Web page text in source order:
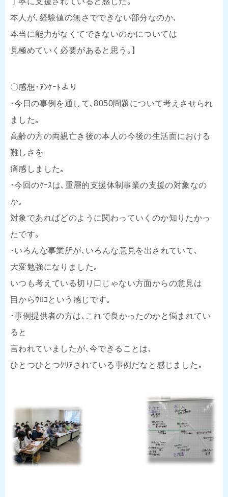
本人が､経験値の無さでできない部分なのか､
本当に能力がなくてできないのかについては
見極めていく必要があると思う｡】
〇感想･ｱﾝｹｰﾄより
･今日の事例を通して､8050問題について考えさせられ
ました｡
高齢の方の両親亡き後の本人の今後の生活面における
難しさを
痛感しました｡
･今回のｹｰｽは､重層的支援体制事業の支援の対象なの
か｡
対象であればどのように関わっていくのか知りたかっ
たです｡
･いろんな事業所が､いろんな意見を出されていて､
大変勉強になりました｡
いつも考えている切り口じゃない方面からの意見は
目からｳﾛｺという感じです｡
･事例提供者の方は､これで良かったのかと悩まれてい
ると
言われていましたが､今できることは､
ひとつひとつｸﾘｱされている事例だなと感じました｡